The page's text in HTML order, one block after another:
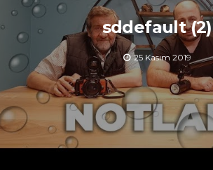
sddefault (2)
25 Kasım 2019